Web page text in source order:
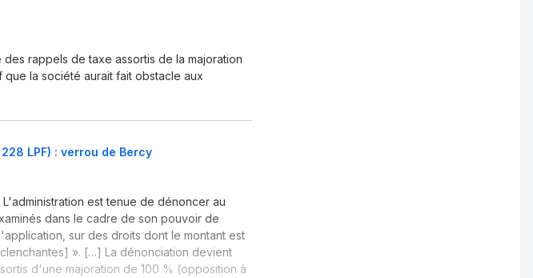
rappels de taxe assortis de la majoration
que la société aurait fait obstacle aux
LPF) : verrou de Bercy
L'administration est tenue de dénoncer au
dans le cadre de son pouvoir de
sur des droits dont le montant est
». […] La dénonciation devient
d'une majoration de 100 % (opposition à